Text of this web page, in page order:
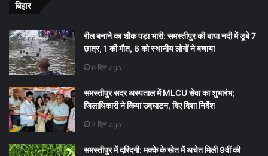
बिहार
रील बनाने का शौक पड़ा भारी: समस्तीपुर की बाया नदी में डूबे 7
छात्र, 1 की मौत, 6 को स्थानीय लोगों ने बचाया
6 दिन ago
समस्तीपुर सदर अस्पताल में MLCU सेवा का शुभारंभ;
जिलाधिकारी ने किया उद्घाटन, दिए दिशा निर्देश
7 दिन ago
समस्तीपुर में दरिंदगी: मक्के के खेत में अचेत मिली 9वीं की